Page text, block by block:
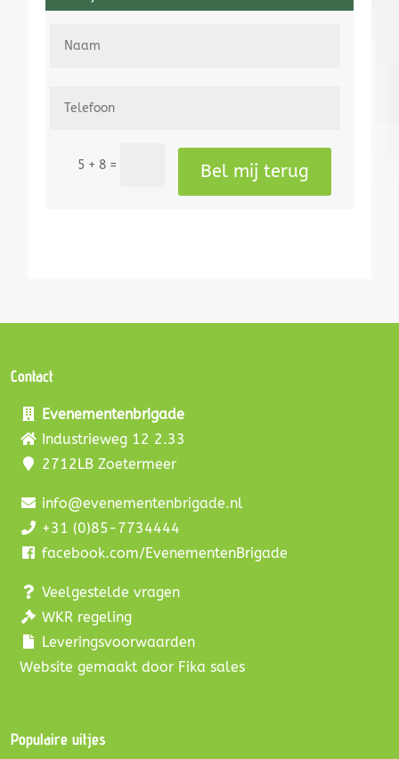
5 + 8= Bel mij terug
Contact
Evenementenbrigade
Industrieweg 12 2.33
2712LB Zoetermeer
info@evenementenbrigade.nl
+31 (0)85-7734444
facebook.com/EvenementenBrigade
Veelgestelde vragen
WKR regeling
Leveringsvoorwaarden
Website gemaakt door Fika sales
Populaire uitjes